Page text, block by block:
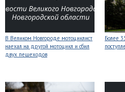
В Великом Новгороде мотоциклист
наехал на другой мотоцикл и сбил
двух пешеходов
Более